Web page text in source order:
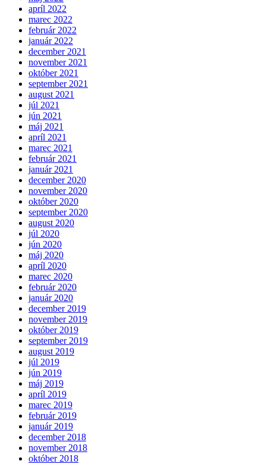
apríl 2022
marec 2022
február 2022
január 2022
december 2021
november 2021
október 2021
september 2021
august 2021
júl 2021
jún 2021
máj 2021
apríl 2021
marec 2021
február 2021
január 2021
december 2020
november 2020
október 2020
september 2020
august 2020
júl 2020
jún 2020
máj 2020
apríl 2020
marec 2020
február 2020
január 2020
december 2019
november 2019
október 2019
september 2019
august 2019
júl 2019
jún 2019
máj 2019
apríl 2019
marec 2019
február 2019
január 2019
december 2018
november 2018
október 2018